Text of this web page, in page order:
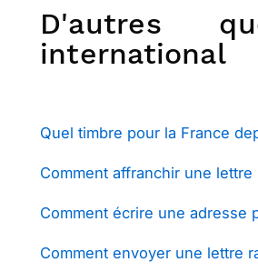
D'autres
international
Quel timbre pour la France
Comment affranchir une lettre
Comment écrire une adresse
Comment envoyer une lettre